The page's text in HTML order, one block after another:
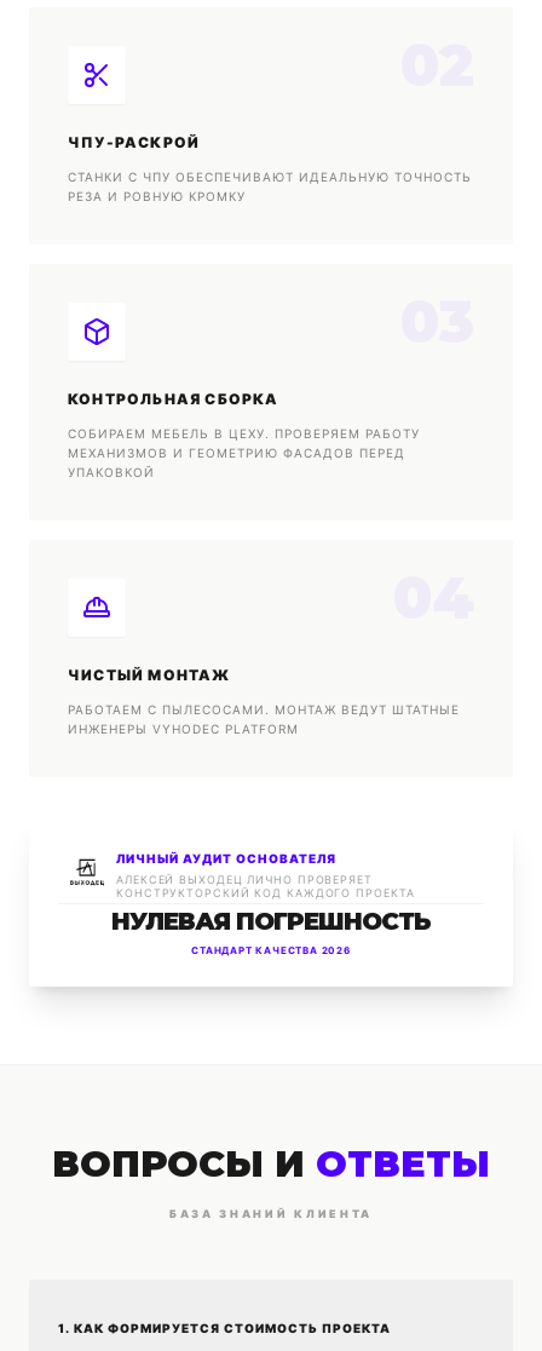
ЧПУ-РАСКРОЙ
СТАНКИ С ЧПУ ОБЕСПЕЧИВАЮТ ИДЕАЛЬНУЮ ТОЧНОСТЬ
РЕЗА И РОВНУЮ КРОМКУ
КОНТРОЛЬНАЯ СБОРКА
СОБИРАЕМ МЕБЕЛЬ В ЦЕХУ. ПРОВЕРЯЕМ РАБОТУ
МЕХАНИЗМОВ И ГЕОМЕТРИЮ ФАСАДОВ ПЕРЕД
УПАКОВКОЙ
ЧИСТЫЙ МОНТАЖ
РАБОТАЕМ С ПЫЛЕСОСАМИ. МОНТАЖ ВЕДУТ ШТАТНЫЕ
ИНЖЕНЕРЫ VYHODEC PLATFORM
ЛИЧНЫЙ АУДИТ ОСНОВАТЕЛЯ
АЛЕКСЕЙ ВЫХОДЕЦ ЛИЧНО ПРОВЕРЯЕТ
КОНСТРУКТОРСКИЙ КОД КАЖДОГО ПРОЕКТА
НУЛЕВАЯ ПОГРЕШНОСТЬ
СТАНДАРТ КАЧЕСТВА 2026
ВОПРОСЫ И ОТВЕТЫ
БАЗА ЗНАНИЙ КЛИЕНТА
1. КАК ФОРМИРУЕТСЯ СТОИМОСТЬ ПРОЕКТА